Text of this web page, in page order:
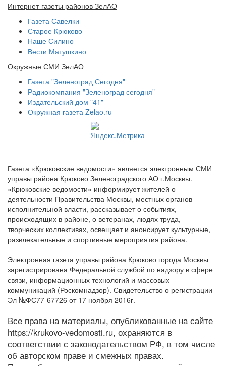
Интернет-газеты районов ЗелАО
Газета Савелки
Старое Крюково
Наше Силино
Вести Матушкино
Окружные СМИ ЗелАО
Газета "Зеленоград Сегодня"
Радиокомпания "Зеленоград сегодня"
Издательский дом "41"
Окружная газета Zelao.ru
Газета «Крюковские ведомости» является электронным СМИ
управы района Крюково Зеленоградского АО г.Москвы.
«Крюковские ведомости» информирует жителей о
деятельности Правительства Москвы, местных органов
исполнительной власти, рассказывает о событиях,
происходящих в районе, о ветеранах, людях труда,
творческих коллективах, освещает и анонсирует культурные,
развлекательные и спортивные мероприятия района.
Электронная газета управы района Крюково города Москвы
зарегистрирована Федеральной службой по надзору в сфере
связи, информационных технологий и массовых
коммуникаций (Роскомнадзор). Свидетельство о регистрации
Эл №ФС77-67726 от 17 ноября 2016г.
Все права на материалы, опубликованные на сайте
https://krukovo-vedomosti.ru, охраняются в
соответствии с законодательством РФ, в том числе
об авторском праве и смежных правах.